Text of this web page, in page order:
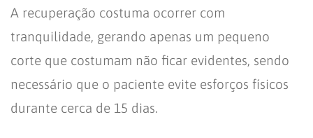
A recuperação costuma ocorrer com
tranquilidade, gerando apenas um pequeno
corte que costumam não ficar evidentes, sendo
necessário que o paciente evite esforços físicos
durante cerca de 15 dias.